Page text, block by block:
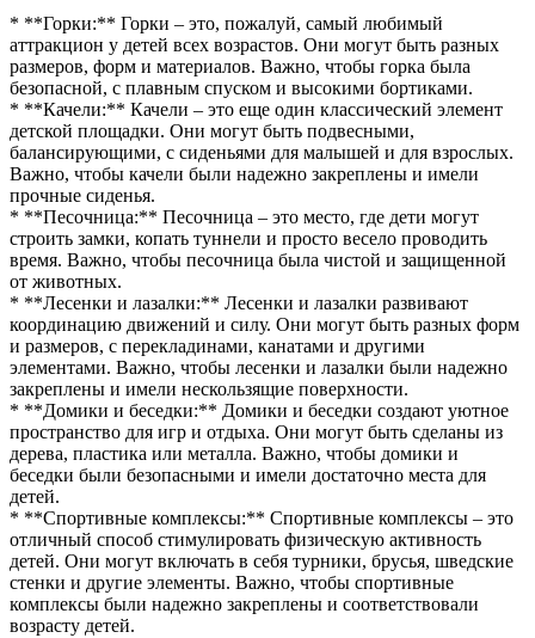
* **Горки:** Горки – это, пожалуй, самый любимый
аттракцион у детей всех возрастов. Они могут быть разных
размеров, форм и материалов. Важно, чтобы горка была
безопасной, с плавным спуском и высокими бортиками.
* **Качели:** Качели – это еще один классический элемент
детской площадки. Они могут быть подвесными,
балансирующими, с сиденьями для малышей и для взрослых.
Важно, чтобы качели были надежно закреплены и имели
прочные сиденья.
* **Песочница:** Песочница – это место, где дети могут
строить замки, копать туннели и просто весело проводить
время. Важно, чтобы песочница была чистой и защищенной
от животных.
* **Лесенки и лазалки:** Лесенки и лазалки развивают
координацию движений и силу. Они могут быть разных форм
и размеров, с перекладинами, канатами и другими
элементами. Важно, чтобы лесенки и лазалки были надежно
закреплены и имели нескользящие поверхности.
* **Домики и беседки:** Домики и беседки создают уютное
пространство для игр и отдыха. Они могут быть сделаны из
дерева, пластика или металла. Важно, чтобы домики и
беседки были безопасными и имели достаточно места для
детей.
* **Спортивные комплексы:** Спортивные комплексы – это
отличный способ стимулировать физическую активность
детей. Они могут включать в себя турники, брусья, шведские
стенки и другие элементы. Важно, чтобы спортивные
комплексы были надежно закреплены и соответствовали
возрасту детей.